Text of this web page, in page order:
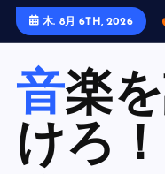
木. 8月 6TH, 2026
音楽を語らして
けろ！